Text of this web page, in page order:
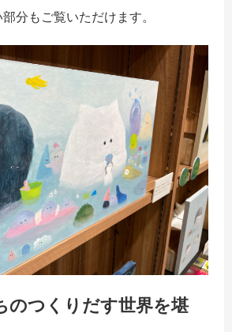
分もご覧いただけます。
のつくりだす世界を堪